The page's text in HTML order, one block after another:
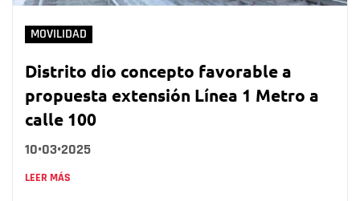
MOVILIDAD
Distrito dio concepto favorable a
propuesta extensión Línea 1 Metro a
calle 100
10•03•2025
LEER MÁS